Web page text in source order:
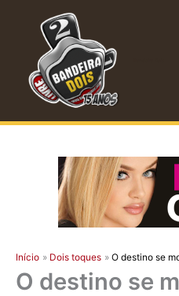
conteúdo
Início Dois toques O destino se
O destino se